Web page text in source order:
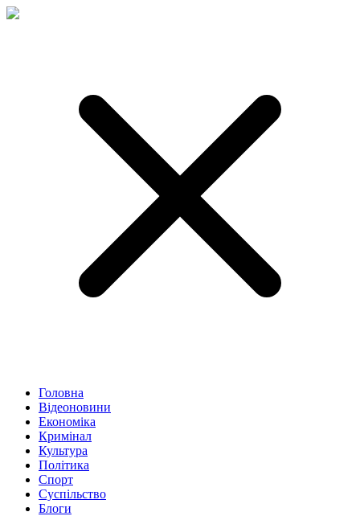
Головна
Відеоновини
Економіка
Кримінал
Культура
Політика
Спорт
Суспільство
Блоги